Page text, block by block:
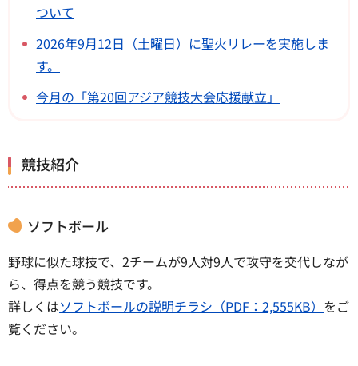
ついて
2026年9月12日（土曜日）に聖火リレーを実施しま
す。
今月の「第20回アジア競技大会応援献立」
競技紹介
ソフトボール
野球に似た球技で、2チームが9人対9人で攻守を交代しなが
ら、得点を競う競技です。
詳しくはソフトボールの説明チラシ（PDF：2,555KB） をご
覧ください。